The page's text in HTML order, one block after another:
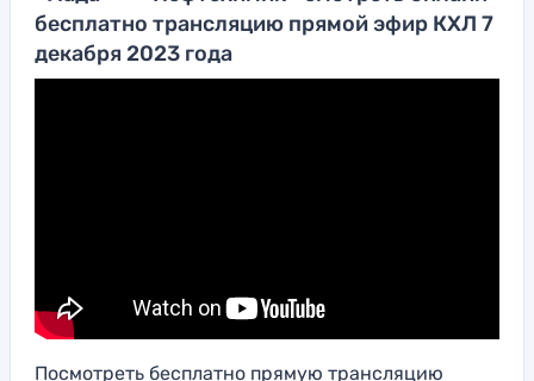
бесплатно трансляцию прямой эфир КХЛ 7
декабря 2023 года
Посмотреть бесплатно прямую трансляцию